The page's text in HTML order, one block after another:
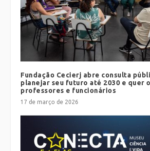
Fundação Cecierj abre consulta
planejar seu futuro até 2030 e quer
professores e funcionários
17 de março de 2026